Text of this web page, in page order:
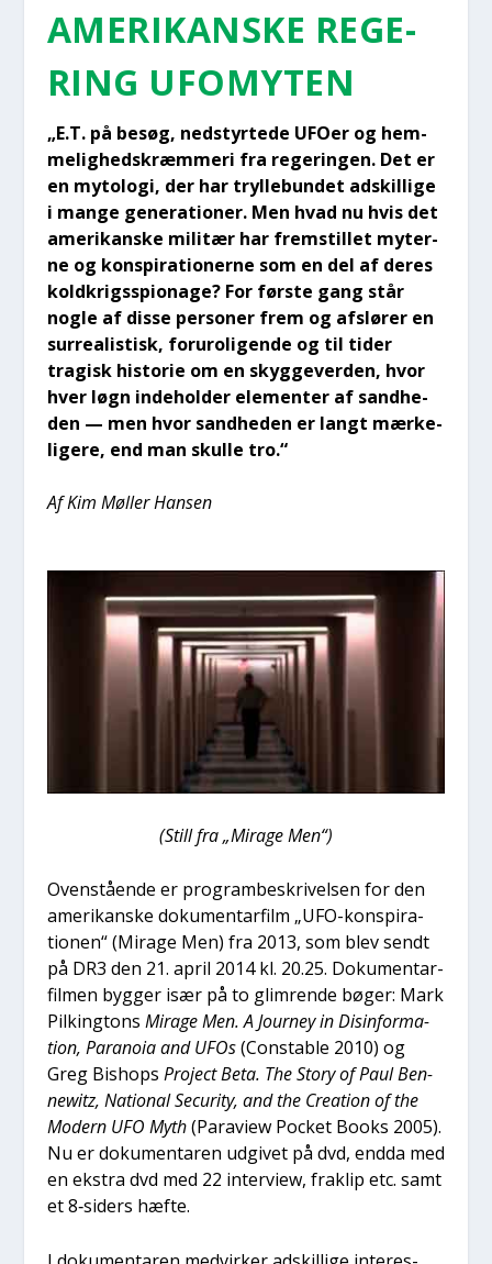
AME­RI­KAN­SKE REGE­
RING UFO­MYTEN
„E.T. på besøg, nedstyr­te­de UFO­er og hem­
me­lig­heds­kræm­me­ri fra rege­rin­gen. Det er
en myto­lo­gi, der har tryl­le­bun­det adskil­li­ge
i man­ge gene­ra­tio­ner. Men hvad nu hvis det
ame­ri­kan­ske mili­tær har frem­stil­let myter­
ne og kon­spira­tio­ner­ne som en del af deres
kold­krigs­spio­na­ge? For før­ste gang står
nog­le af dis­se per­so­ner frem og afslø­rer en
sur­re­a­li­stisk, foru­ro­li­gen­de og til tider
tragisk histo­rie om en skyg­ge­ver­den, hvor
hver løgn inde­hol­der ele­men­ter af sand­he­
den — men hvor sand­he­den er langt mær­ke­
li­ge­re, end man skul­le tro.“
Af Kim Møl­ler Han­sen
(Still fra „Mira­ge Men“)
Oven­stå­en­de er pro­gram­be­skri­vel­sen for den
ame­ri­kan­ske doku­men­tar­film „UFO-kon­spira­
tio­nen“ (Mira­ge Men) fra 2013, som blev sendt
på DR3 den 21. april 2014 kl. 20.25. Doku­men­tar­
fil­men byg­ger især på to glim­ren­de bøger: Mark
Pil­king­tons Mira­ge Men. A Jour­ney in Dis­in­for­ma­
tion, Para­noia and UFOs(Con­stab­le 2010) og
Greg Bis­hops Pro­ject Beta. The Story of Paul Ben­
newitz, Natio­nal Securi­ty, and the Cre­a­tion of the
Modern UFO Myth(Paraview Pock­et Books 2005).
Nu er doku­men­ta­ren udgi­vet på dvd, end­da med
en ekstra dvd med 22 inter­view, fraklip etc. samt
et 8‑siders hæf­te.